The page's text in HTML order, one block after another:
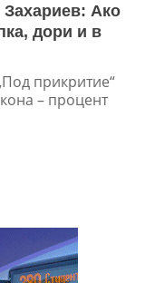
Захариев: Ако
дори и в
прикритие“
– процент